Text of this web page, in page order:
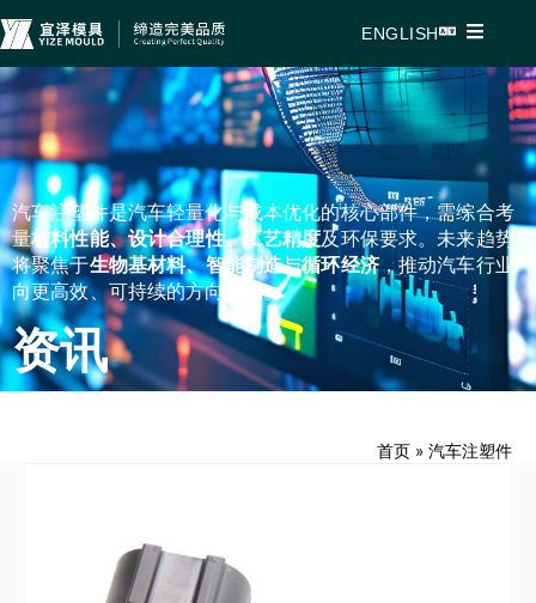
ENGLISH
汽车注塑件是汽车轻量化与成本优化的核心部件，需综合考
量材料性能、设计合理性、工艺精度及环保要求。未来趋势
将聚焦于生物基材料、智能制造与循环经济，推动汽车行业
向更高效、可持续的方向发展。
资讯
首页 » 汽车注塑件